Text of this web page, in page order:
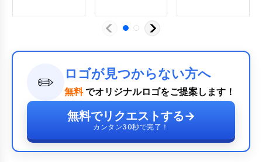
✏️ ロゴが見つからない方へ
無料 でオリジナルロゴをご提案します！
無料でリクエストする→
カンタン30秒で完了！